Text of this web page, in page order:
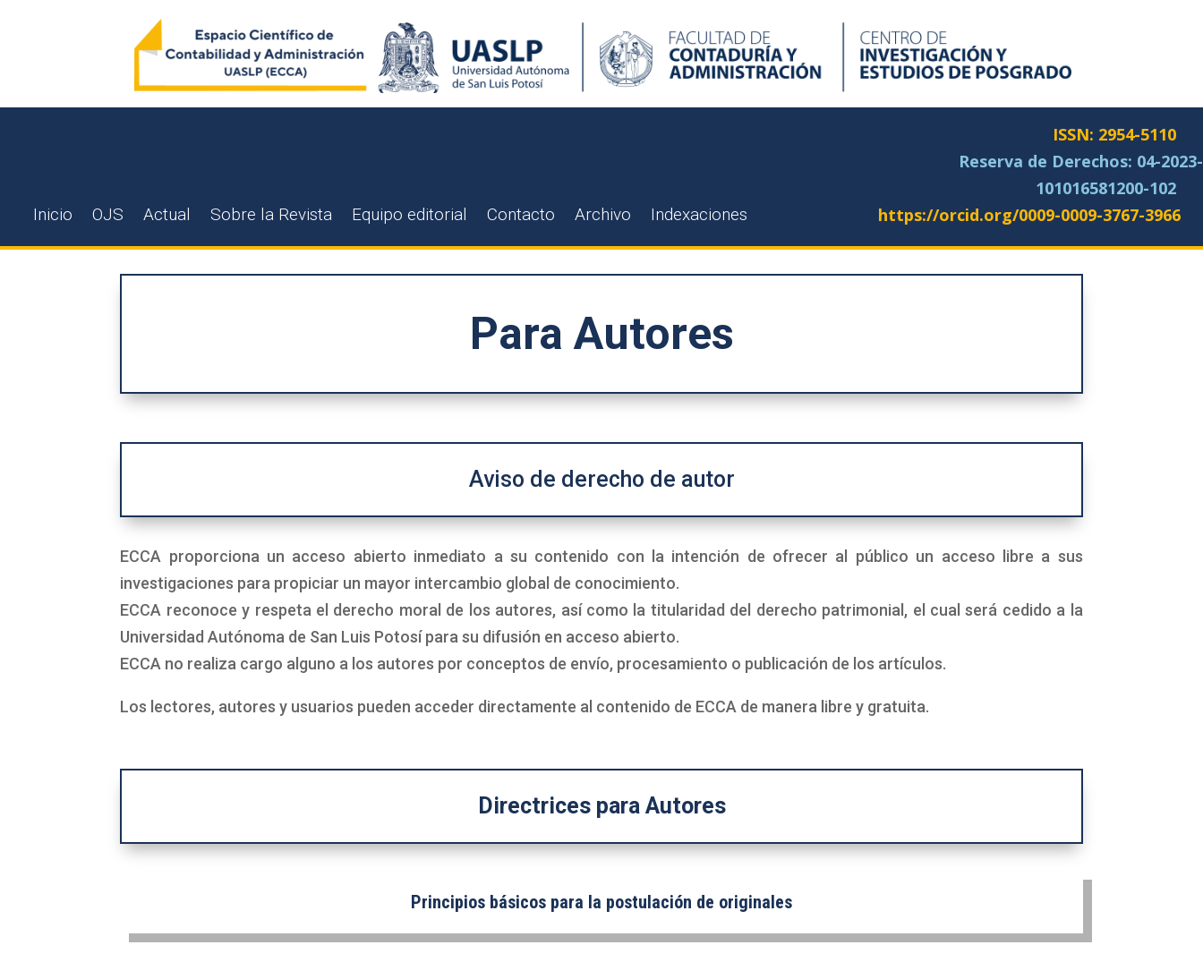
Inicio OJS Actual Sobre la Revista Equipo editorial Contacto Archivo Indexaciones
ISSN: 2954-5110
Reserva de Derechos: 04-2023-
101016581200-102
https://orcid.org/0009-0009-3767-3966
Para Autores
Aviso de derecho de autor
ECCA proporciona un acceso abierto inmediato a su contenido con la intención de ofrecer al público un acceso libre a sus
investigaciones para propiciar un mayor intercambio global de conocimiento.
ECCA reconoce y respeta el derecho moral de los autores, así como la titularidad del derecho patrimonial, el cual será cedido a la
Universidad Autónoma de San Luis Potosí para su difusión en acceso abierto.
ECCA no realiza cargo alguno a los autores por conceptos de envío, procesamiento o publicación de los artículos.
Los lectores, autores y usuarios pueden acceder directamente al contenido de ECCA de manera libre y gratuita.
Directrices para Autores
Principios básicos para la postulación de originales